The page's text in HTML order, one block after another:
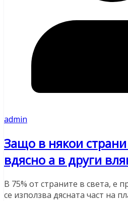
admin
Защо в някои
вдясно а в други
В 75% от страните в света, е
се използва дясната част на